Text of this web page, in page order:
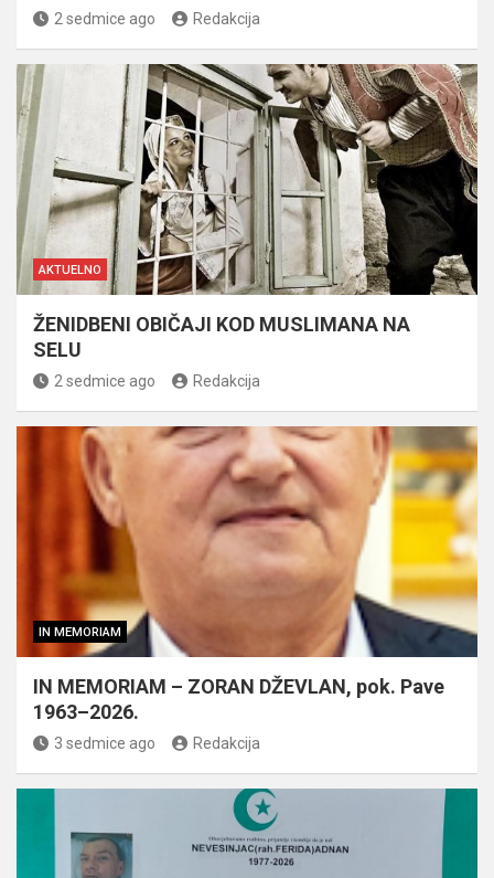
2 sedmice ago Redakcija
AKTUELNO
ŽENIDBENI OBIČAJI KOD MUSLIMANA NA
SELU
2 sedmice ago Redakcija
IN MEMORIAM
IN MEMORIAM – ZORAN DŽEVLAN, pok. Pave
1963–2026.
3 sedmice ago Redakcija